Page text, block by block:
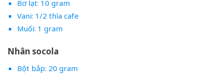
Bơ lạt: 10 gram
Vani: 1/2 thìa cafe
Muối: 1 gram
Nhân socola
Bột bắp: 20 gram